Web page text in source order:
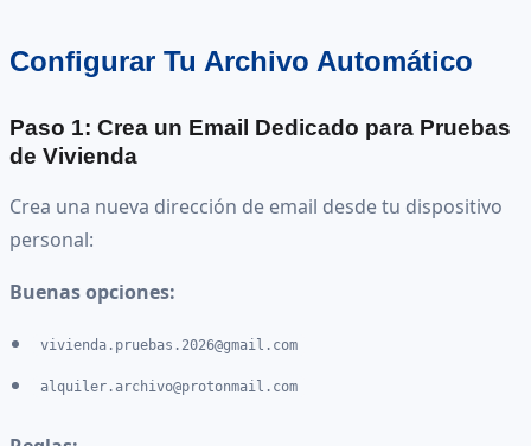
Configurar Tu Archivo Automático
Paso 1: Crea un Email Dedicado para Pruebas
de Vivienda
Crea una nueva dirección de email desde tu dispositivo
personal:
Buenas opciones:
vivienda.pruebas.2026@gmail.com
alquiler.archivo@protonmail.com